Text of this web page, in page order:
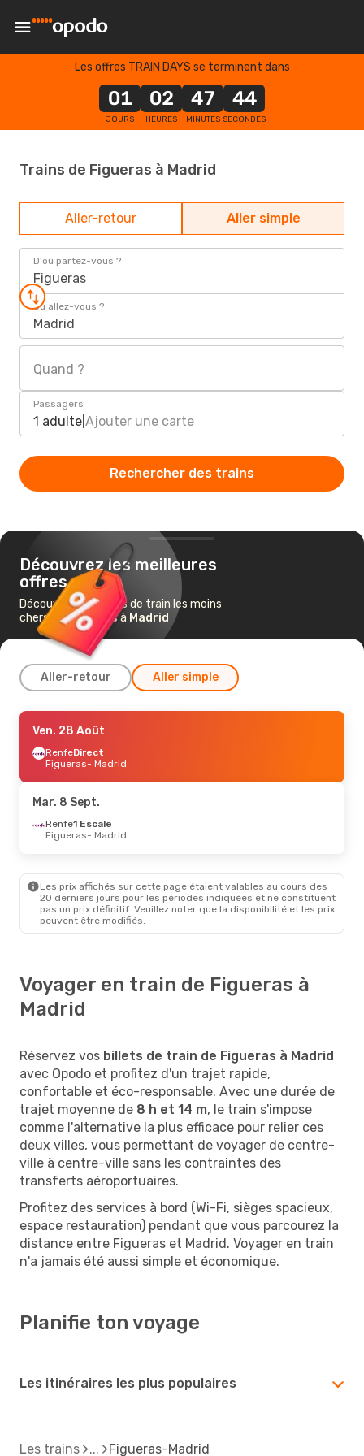
Les offres TRAIN DAYS se terminent dans
01
JOURS
02
HEURES
47
MINUTES
44
SECONDES
Trains de Figueras à Madrid
Aller-retour Aller simple
D'où partez-vous ?
Figueras
Où allez-vous ?
Madrid
Quand ?
Passagers
1 adulte Ajouter une carte
Rechercher des trains
Découvrez les meilleures
offres
Découvrez les billets de train les moins
chers deFiguerasà Madrid
Aller-retour Aller simple
Dim. 25 Oct.- Mer. 28 Oct.
RenfeDirect
Figueras- Madrid
Mar. 15 Sept.- Jeu. 17 Sept.
Madrid
- Figueras
Ven. 28 Août
RenfeDirect
Figueras- Madrid
Mar. 8 Sept.
Renfe1 Escale
Figueras- Madrid
Les prix affichés sur cette page étaient valables au cours des
20 derniers jours pour les périodes indiquées et ne constituent
pas un prix définitif. Veuillez noter que la disponibilité et les prix
peuvent être modifiés.
Voyager en train de Figueras à
Madrid
Réservez vos billets de train de Figueras à Madrid
avec Opodo et profitez d'un trajet rapide,
confortable et éco-responsable. Avec une durée de
trajet moyenne de 8 h et 14 m, le train s'impose
comme l'alternative la plus efficace pour relier ces
deux villes, vous permettant de voyager de centre-
ville à centre-ville sans les contraintes des
transferts aéroportuaires.
Profitez des services à bord (Wi-Fi, sièges spacieux,
espace restauration) pendant que vous parcourez la
distance entre Figueras et Madrid. Voyager en train
n'a jamais été aussi simple et économique.
Planifie ton voyage
Les itinéraires les plus populaires
Les trains Figueras-Madrid